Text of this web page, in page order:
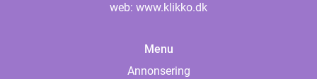
web: www.klikko.dk
Menu
Annonsering